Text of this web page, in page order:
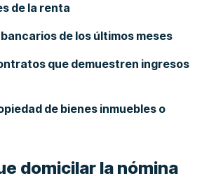
de la renta
de los últimos meses
que demuestren ingresos
de bienes inmuebles o
domicilar la nómina